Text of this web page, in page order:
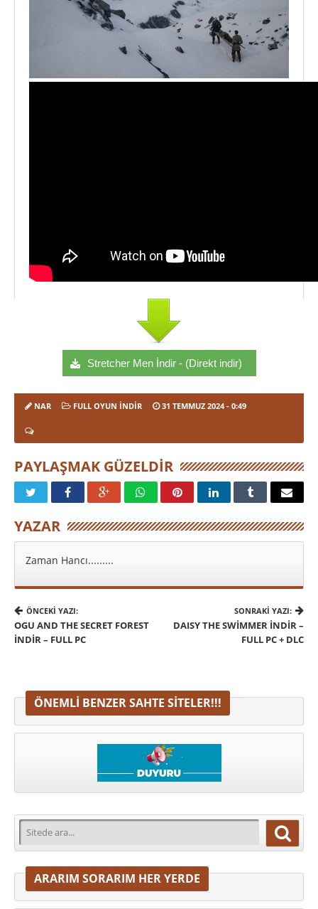
Stretcher Men İndir - (Direkt indir)
NAR FULL OYUN İNDIR 31 TEMMUZ 2024- 0:49
PAYLAŞMAK GÜZELDIR
YAZAR
Zaman Hancı.........
ÖNCEKI YAZI:
OGU AND THE SECRET FOREST
İNDIR – FULL PC
SONRAKI YAZI:
DAISY THE SWİMMER İNDIR –
FULL PC + DLC
ÖNEMLI BENZER SAHTE SITELER!!!
ARARIM SORARIM HER YERDE